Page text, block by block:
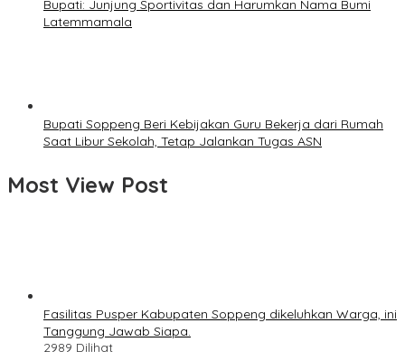
Bupati: Junjung Sportivitas dan Harumkan Nama Bumi
Latemmamala
Bupati Soppeng Beri Kebijakan Guru Bekerja dari Rumah
Saat Libur Sekolah, Tetap Jalankan Tugas ASN
Most View Post
Fasilitas Pusper Kabupaten Soppeng dikeluhkan Warga, ini
Tanggung Jawab Siapa.
2989 Dilihat